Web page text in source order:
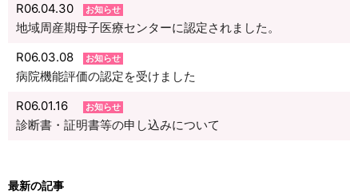
R06.04.30
お知らせ
地域周産期母子医療センターに認定されました。
R06.03.08
お知らせ
病院機能評価の認定を受けました
R06.01.16
お知らせ
診断書・証明書等の申し込みについて
最新の記事